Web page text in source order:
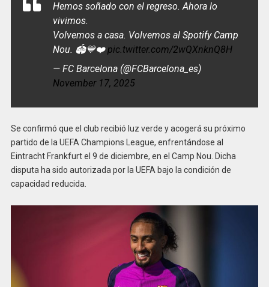
Hemos soñado con el regreso. Ahora lo
vivimos.
Volvemos a casa. Volvemos al Spotify Camp
Nou. 🏟️💙❤️pic.twitter.com/2wQXnknQ8H
— FC Barcelona (@FCBarcelona_es)
November 17, 2025
Se confirmó que el club recibió luz verde y acogerá su próximo
partido de la UEFA Champions League, enfrentándose al
Eintracht Frankfurt el 9 de diciembre, en el Camp Nou. Dicha
disputa ha sido autorizada por la UEFA bajo la condición de
capacidad reducida.